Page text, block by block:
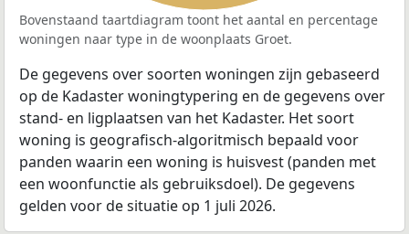
Bovenstaand taartdiagram toont het aantal en percentage
woningen naar type in de woonplaats Groet.
De gegevens over soorten woningen zijn gebaseerd
op de Kadaster woningtypering en de gegevens over
stand- en ligplaatsen van het Kadaster. Het soort
woning is geografisch-algoritmisch bepaald voor
panden waarin een woning is huisvest (panden met
een woonfunctie als gebruiksdoel). De gegevens
gelden voor de situatie op 1 juli 2026.